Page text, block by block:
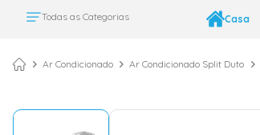
Todas as Categorias Casa
Ar Condicionado Ar Condicionado Split Duto 3